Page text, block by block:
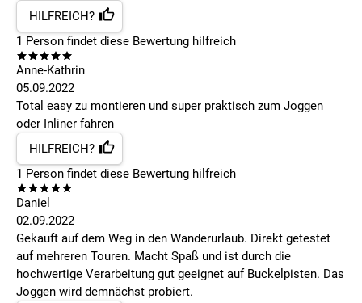
HILFREICH?
1 Person findet diese Bewertung hilfreich
Anne-Kathrin
05.09.2022
Total easy zu montieren und super praktisch zum Joggen
oder Inliner fahren
HILFREICH?
1 Person findet diese Bewertung hilfreich
Daniel
02.09.2022
Gekauft auf dem Weg in den Wanderurlaub. Direkt getestet
auf mehreren Touren. Macht Spaß und ist durch die
hochwertige Verarbeitung gut geeignet auf Buckelpisten. Das
Joggen wird demnächst probiert.